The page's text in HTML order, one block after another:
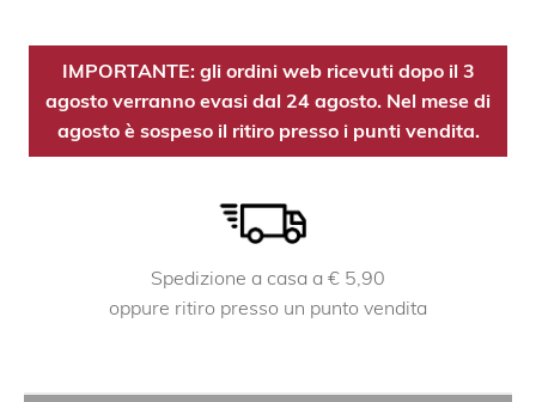
quantità
IMPORTANTE: gli ordini web ricevuti dopo il 3
agosto verranno evasi dal 24 agosto. Nel mese di
agosto è sospeso il ritiro presso i punti vendita.
Spedizione a casa a € 5,90
oppure ritiro presso un punto vendita